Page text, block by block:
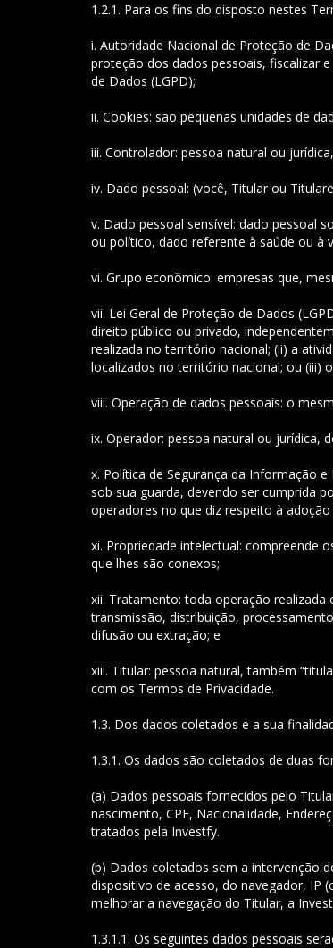
1.2.1. Para os fins do disposto nestes
i. Autoridade Nacional de Proteção de
proteção dos dados pessoais, fiscalizar
de Dados (LGPD);
ii. Cookies: são pequenas unidades de
iii. Controlador: pessoa natural ou
iv. Dado pessoal: (você, Titular ou
v. Dado pessoal sensível: dado pessoal
ou político, dado referente à saúde ou à
vi. Grupo econômico: empresas que,
vii. Lei Geral de Proteção de Dados
direito público ou privado,
realizada no território nacional; (ii) a
localizados no território nacional; ou (iii)
viii. Operação de dados pessoais: o
ix. Operador: pessoa natural ou jurídica,
x. Política de Segurança da Informação
sob sua guarda, devendo ser cumprida
operadores no que diz respeito à
xi. Propriedade intelectual: compreende
que lhes são conexos;
xii. Tratamento: toda operação
transmissão, distribuição,
difusão ou extração; e
xiii. Titular: pessoa natural, também
com os Termos de Privacidade.
1.3. Dos dados coletados e a sua
1.3.1. Os dados são coletados de duas
(a) Dados pessoais fornecidos pelo
nascimento, CPF, Nacionalidade,
tratados pela Investfy.
(b) Dados coletados sem a intervenção
dispositivo de acesso, do navegador, IP
melhorar a navegação do Titular, a
1.3.1.1. Os seguintes dados pessoais